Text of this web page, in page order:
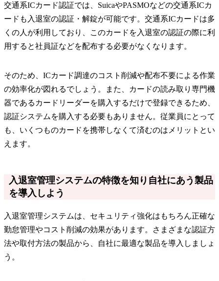
交通系ICカード認証では、SuicaやPASMOなどの交通系ICカ
ードも入退室の認証・解錠が可能です。交通系ICカードは多
くの人が利用しており、このカードを入退室の認証の際に利
用すると社員証などを配布する必要がなくなります。
そのため、ICカード調達のコスト削減や配布不要による作業
の効率化が図れるでしょう。また、カードの読み取り専門機
器であるカードリーダーを購入するだけで登録できるため、
認証システムを購入する必要もありません。従業員にとって
も、いくつものカードを携帯しなくて済むのはメリットとい
えます。
入退室管理システムの特徴を知り自社にあう製品
を導入しよう
入退室管理システムは、セキュリティ強化はもちろん正確な
勤怠管理やコスト削減の効果があります。さまざまな認証方
法や取付方法の製品から、自社に最適な製品を導入しましょ
う。